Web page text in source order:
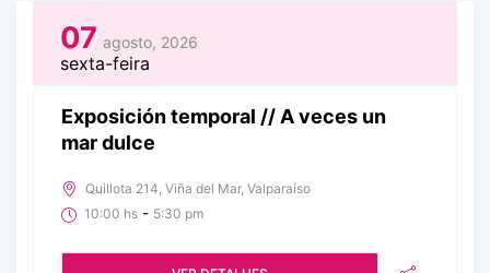
07 agosto, 2026
sexta-feira
Exposición temporal // A veces un
mar dulce
Quillota 214, Viña del Mar, Valparaíso
10:00 hs - 5:30 pm